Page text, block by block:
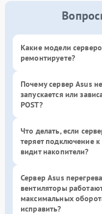
Какие модели
ремонтируете?
Почему сервер Asus не
запускается или
POST?
Что делать, если
теряет подключение
видит накопители?
Сервер Asus
вентиляторы
максимальных
исправить?